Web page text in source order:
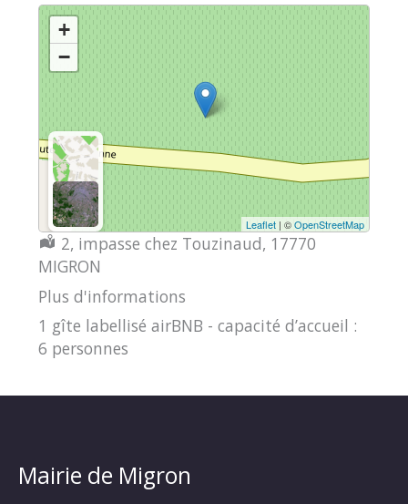
+
−
Leaflet | ©OpenStreetMap
Localisation :
2, impasse chez Touzinaud, 17770
MIGRON
Plus d'informations
1 gîte labellisé airBNB - capacité d’accueil :
6 personnes
Mairie de Migron